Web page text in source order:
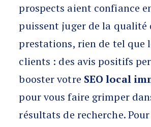
prospects aient confiance
puissent juger de la qualité
prestations, rien de tel que
clients : des avis positifs
booster votre SEO local
pour vous faire grimper
résultats de recherche.